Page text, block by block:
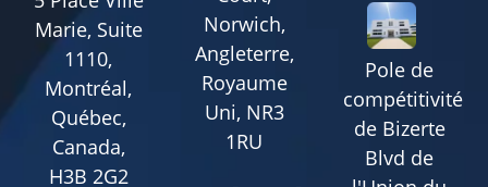
Marie, Suite
1110,
Montréal,
Québec,
Canada,
H3B 2G2
Norwich,
Angleterre,
Royaume
Uni, NR3
1RU
Pole de
compétitivité
de Bizerte
Blvd de